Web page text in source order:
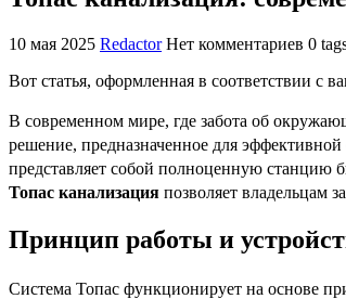
10 мая 2025 Redactor Нет комментариев 0
Вот статья, оформленная в соответствии с
В современном мире, где забота об
решение, предназначенное для
представляет собой полноценную
Топас канализация позволяет владельцам
Принцип работы и
Система Топас функционирует на основе